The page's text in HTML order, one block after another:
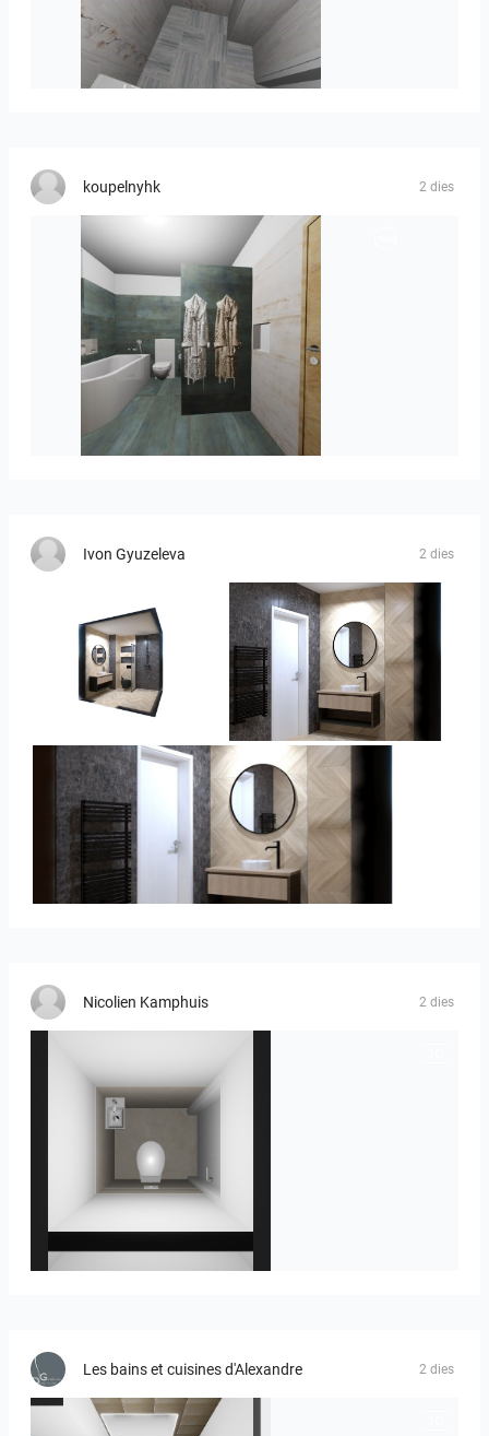
Liliya_Stoyanova-01
koupelnyhk 2 dies
koupelna-01
Ivon Gyuzeleva 2 dies
Ivelin_7
Ivelin_7
Nicolien Kamphuis 2 dies
23-030409 bnr. 12
Les bains et cuisines d'Alexandre 2 dies